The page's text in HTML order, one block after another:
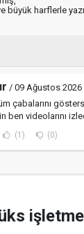
büyük harflerle
/ 09 Ağustos 2026
çabalarını
ben videolarını
(1) (0)